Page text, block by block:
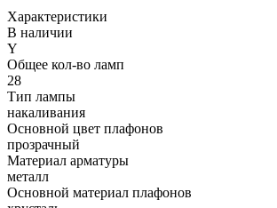
Характеристики
В наличии
Y
Общее кол-во ламп
28
Тип лампы
накаливания
Основной цвет плафонов
прозрачный
Материал арматуры
металл
Основной материал плафонов